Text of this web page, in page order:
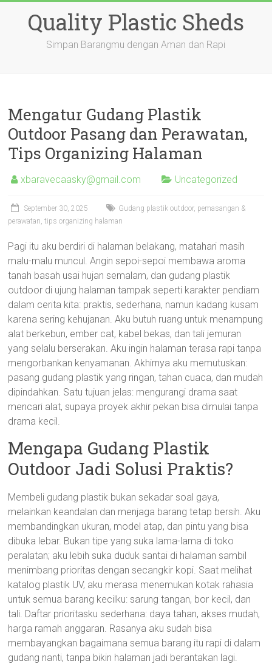
contentQuality Plastic Sheds
Simpan Barangmu dengan Aman dan Rapi
Mengatur Gudang Plastik
Outdoor Pasang dan Perawatan,
Tips Organizing Halaman
xbaravecaasky@gmail.com Uncategorized
September 30, 2025
Gudang plastik outdoor, pemasangan &
perawatan, tips organizing halaman
Pagi itu aku berdiri di halaman belakang, matahari masih
malu-malu muncul. Angin sepoi-sepoi membawa aroma
tanah basah usai hujan semalam, dan gudang plastik
outdoor di ujung halaman tampak seperti karakter pendiam
dalam cerita kita: praktis, sederhana, namun kadang kusam
karena sering kehujanan. Aku butuh ruang untuk menampung
alat berkebun, ember cat, kabel bekas, dan tali jemuran
yang selalu berserakan. Aku ingin halaman terasa rapi tanpa
mengorbankan kenyamanan. Akhirnya aku memutuskan:
pasang gudang plastik yang ringan, tahan cuaca, dan mudah
dipindahkan. Satu tujuan jelas: mengurangi drama saat
mencari alat, supaya proyek akhir pekan bisa dimulai tanpa
drama kecil.
Mengapa Gudang Plastik
Outdoor Jadi Solusi Praktis?
Membeli gudang plastik bukan sekadar soal gaya,
melainkan keandalan dan menjaga barang tetap bersih. Aku
membandingkan ukuran, model atap, dan pintu yang bisa
dibuka lebar. Bukan tipe yang suka lama-lama di toko
peralatan; aku lebih suka duduk santai di halaman sambil
menimbang prioritas dengan secangkir kopi. Saat melihat
katalog plastik UV, aku merasa menemukan kotak rahasia
untuk semua barang kecilku: sarung tangan, bor kecil, dan
tali. Daftar prioritasku sederhana: daya tahan, akses mudah,
harga ramah anggaran. Rasanya aku sudah bisa
membayangkan bagaimana semua barang itu rapi di dalam
gudang nanti, tanpa bikin halaman jadi berantakan lagi.